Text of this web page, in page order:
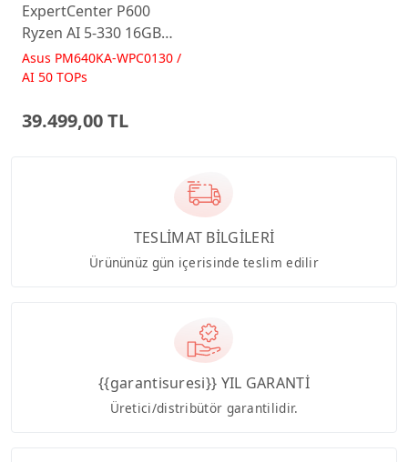
ExpertCenter P600
Ryzen AI 5-330 16GB
512GB 23.8 FreeDos
Beyaz AI-Powered AIO
Asus PM640KA-WPC0130 /
AI 50 TOPs
39.499,00 TL
TESLİMAT BİLGİLERİ
Ürününüz gün içerisinde teslim edilir
{{garantisuresi}} YIL GARANTİ
Üretici/distribütör garantilidir.